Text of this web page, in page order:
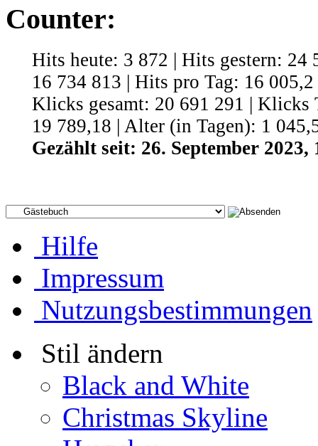
Counter:
Hits heute: 3 872 | Hits gestern: 24
16 734 813 | Hits pro Tag: 16
Klicks gesamt: 20 691 291 | Klicks
19 789,18 | Alter (in Tagen): 1
Gezählt seit: 26. September 2023,
Hilfe
Impressum
Nutzungsbestimmungen
Stil ändern
Black and White
Christmas Skyline